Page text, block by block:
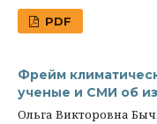
PDF
Фрейм
ученые и СМИ об
Ольга Викторовна